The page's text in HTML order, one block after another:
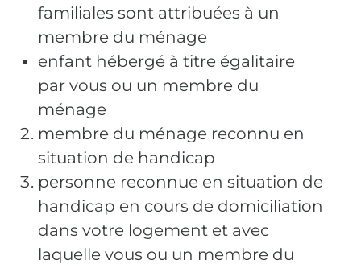
familiales sont attribuées à un
membre du ménage
enfant hébergé à titre égalitaire
par vous ou un membre du
ménage
membre du ménage reconnu en
situation de handicap
personne reconnue en situation de
handicap en cours de domiciliation
dans votre logement et avec
laquelle vous ou un membre du